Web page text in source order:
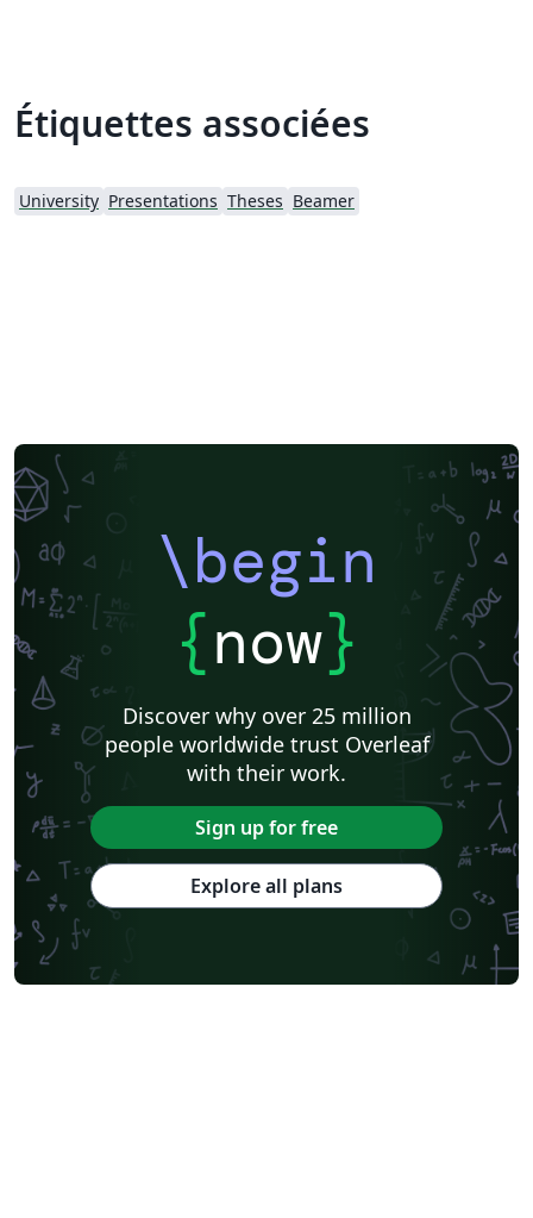
Étiquettes associées
University Presentations Theses Beamer
\begin
{now}
Discover why over 25 million
people worldwide trust Overleaf
with their work.
Sign up for free
Explore all plans